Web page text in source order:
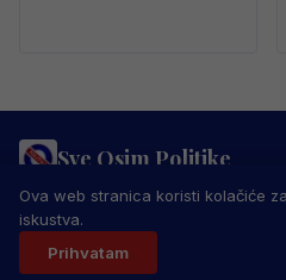
Sve Osim Politike
PRAVILA PRIVATNOSTI MARKETING
IMPRESSUM
© 2026 Sve Osim Politike. Sva prava
Ova web stranica koristi kolačiće
iskustva.
Prihvatam